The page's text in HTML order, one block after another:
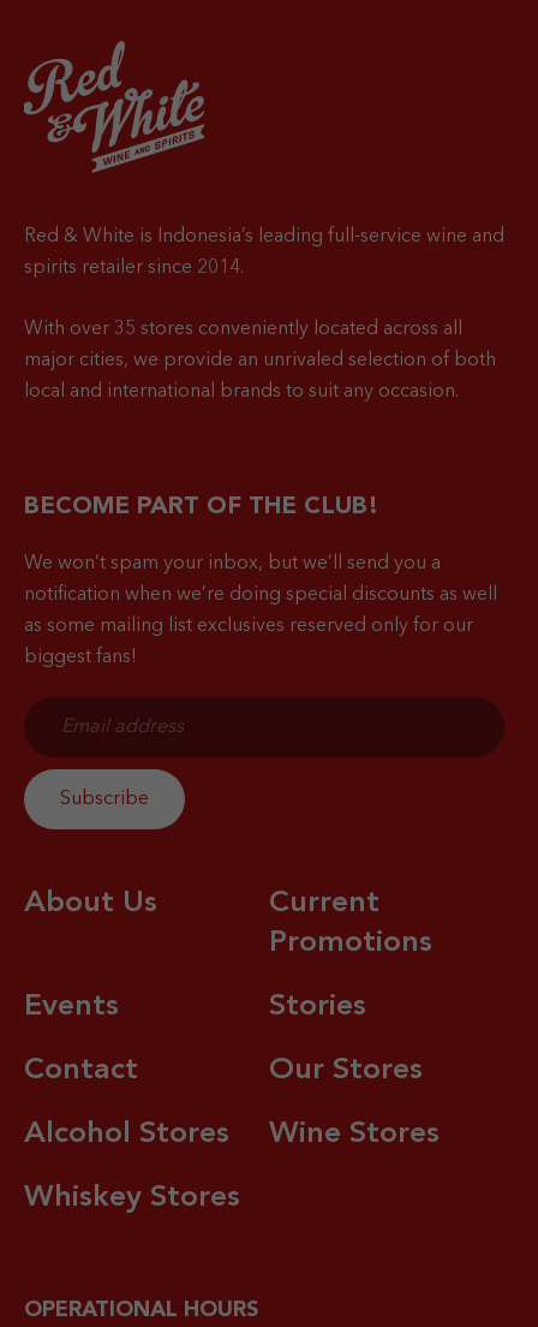
Red & White is Indonesia’s leading full-service wine and
spirits retailer since 2014.
With over 35 stores conveniently located across all
major cities, we provide an unrivaled selection of both
local and international brands to suit any occasion.
BECOME PART OF THE CLUB!
We won’t spam your inbox, but we’ll send you a
notification when we’re doing special discounts as well
as some mailing list exclusives reserved only for our
biggest fans!
About Us
Current
Promotions
Events Stories
Contact Our Stores
Alcohol Stores Wine Stores
Whiskey Stores
OPERATIONAL HOURS